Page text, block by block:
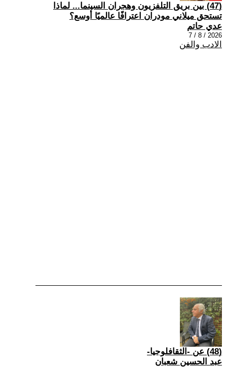
(47) بين بريق التلفزيون وهجران السينما... لماذا
تستحق ميلاني مودران اعترافًا عالميًا أوسع؟
عدي حاتم
2026 / 8 / 7
الادب والفن
(48) عن -الثقافلوجيا-
عبد الحسين شعبان